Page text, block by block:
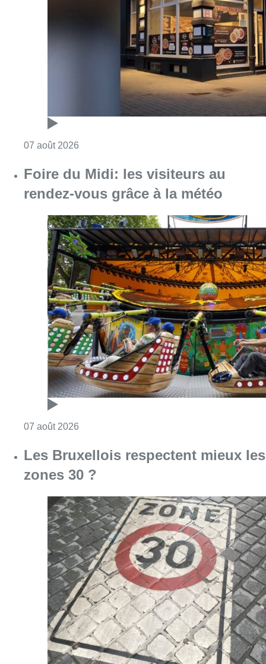
07 août 2026
Foire du Midi: les visiteurs au
rendez-vous grâce à la météo
07 août 2026
Les Bruxellois respectent mieux les
zones 30 ?